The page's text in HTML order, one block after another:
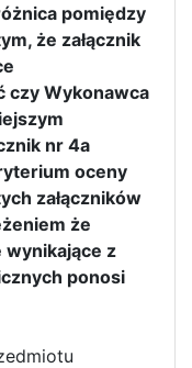
pomiędzy
że załącznik
czy Wykonawca
nr 4a
oceny
załączników
że
wynikające z
ponosi